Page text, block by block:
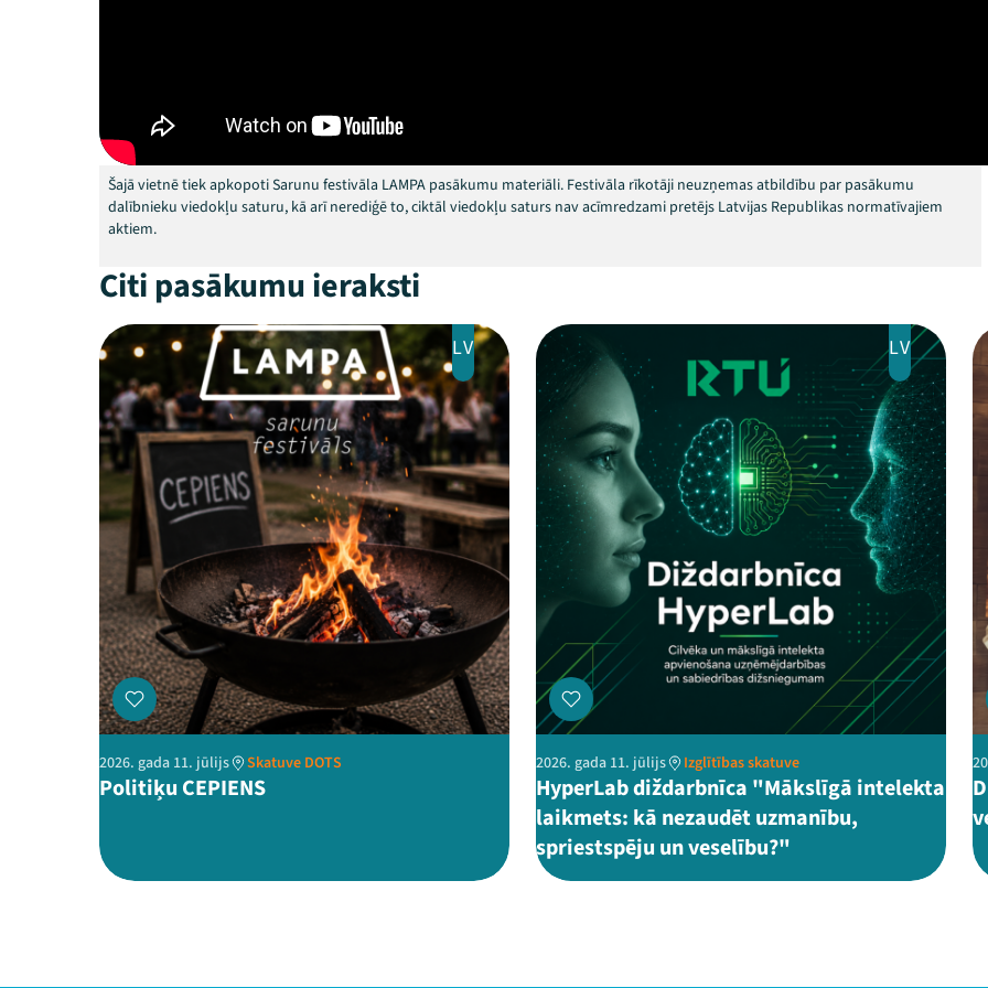
Šajā vietnē tiek apkopoti Sarunu festivāla LAMPA pasākumu materiāli. Festivāla rīkotāji neuzņemas atbildību par pasākumu
dalībnieku viedokļu saturu, kā arī nerediģē to, ciktāl viedokļu saturs nav acīmredzami pretējs Latvijas Republikas normatīvajiem
aktiem.
Citi pasākumu ieraksti
LV
2026. gada 11. jūlijs Skatuve DOTS
Politiķu CEPIENS
LV
2026. gada 11. jūlijs Izglītības skatuve
HyperLab diždarbnīca "Mākslīgā intelekta
laikmets: kā nezaudēt uzmanību,
spriestspēju un veselību?"